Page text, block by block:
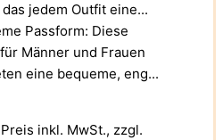
jedem Outfit eine...
Passform: Diese
Männer und Frauen
eine bequeme, eng...
Preis inkl. MwSt., zzgl.